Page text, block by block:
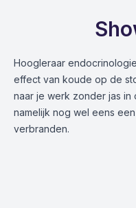
Hoogleraar endocrinologie
effect van koude op de
naar je werk zonder jas in
namelijk nog wel eens
verbranden.